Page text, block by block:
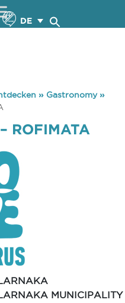
DE
» Gastronomy»
ROFIMATA
MUNICIPALITY